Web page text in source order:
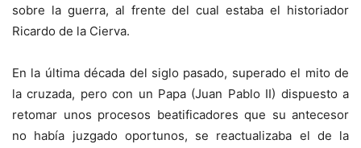
sobre la guerra, al frente del cual estaba el historiador
Ricardo de la Cierva.
En la última década del siglo pasado, superado el mito de
la cruzada, pero con un Papa (Juan Pablo II) dispuesto a
retomar unos procesos beatificadores que su antecesor
no había juzgado oportunos, se reactualizaba el de la